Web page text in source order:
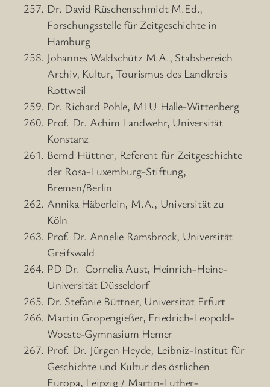
Dr. David Rüschenschmidt M.Ed.,
Forschungsstelle für Zeitgeschichte in
Hamburg
Johannes Waldschütz M.A., Stabsbereich
Archiv, Kultur, Tourismus des Landkreis
Rottweil
Dr. Richard Pohle, MLU Halle-Wittenberg
Prof. Dr. Achim Landwehr, Universität
Konstanz
Bernd Hüttner, Referent für Zeitgeschichte
der Rosa-Luxemburg-Stiftung,
Bremen/Berlin
Annika Häberlein, M.A., Universität zu
Köln
Prof. Dr. Annelie Ramsbrock, Universität
Greifswald
PD Dr. Cornelia Aust, Heinrich-Heine-
Universität Düsseldorf
Dr. Stefanie Büttner, Universität Erfurt
Martin Gropengießer, Friedrich-Leopold-
Woeste-Gymnasium Hemer
Prof. Dr. Jürgen Heyde, Leibniz-Institut für
Geschichte und Kultur des östlichen
Europa, Leipzig / Martin-Luther-